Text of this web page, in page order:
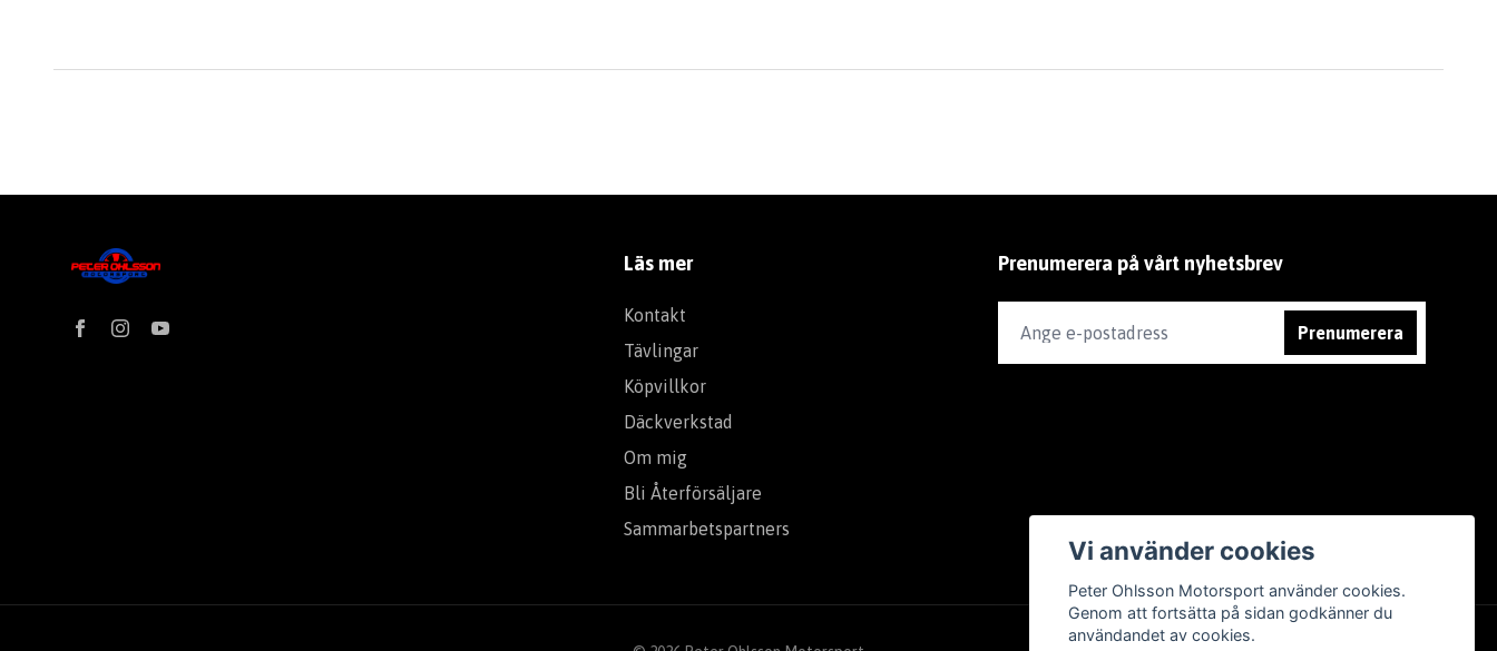
Läs mer
Kontakt
Tävlingar
Köpvillkor
Däckverkstad
Om mig
Bli Återförsäljare
Sammarbetspartners
Prenumerera på vårt nyhetsbrev
Prenumerera
Vi använder cookies
Peter Ohlsson Motorsport använder cookies.
Genom att fortsätta på sidan godkänner du
användandet av cookies.